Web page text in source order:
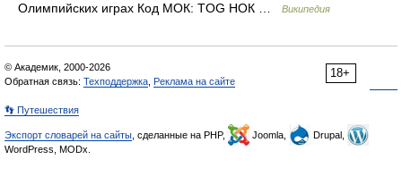
Олимпийских играх Код МОК: TOG НОК …
Википедия
18+
© Академик, 2000-2026
Обратная связь: Техподдержка Реклама на сайте
👣 Путешествия
Экспорт словарей на сайты , сделанные на PHP, Joomla,
Drupal,
WordPress, MODx.